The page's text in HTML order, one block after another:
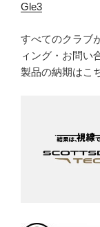
Gle3
すべてのクラブ
ィング・お問い
製品の納期はこ